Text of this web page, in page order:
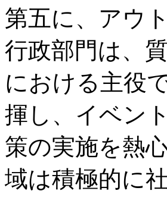
第五に、アウ
行政部門は、
における主役
揮し、イベン
策の実施を熱
域は積極的に